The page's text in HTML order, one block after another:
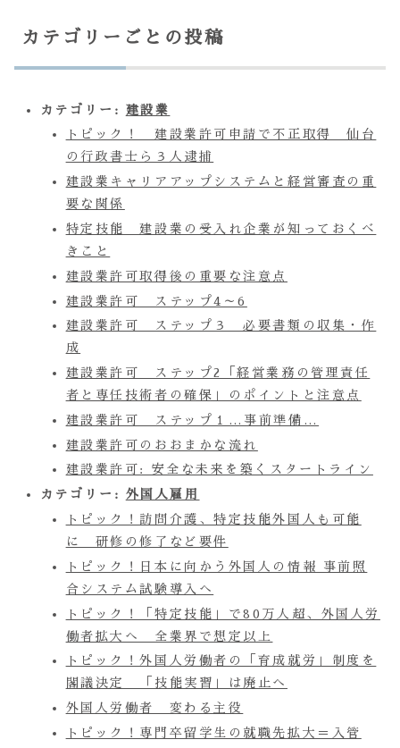
カテゴリーごとの投稿
カテゴリー: 建設業
トピック！ 建設業許可申請で不正取得 仙台
の行政書士ら３人逮捕
建設業キャリアアップシステムと経営審査の重
要な関係
特定技能 建設業の受入れ企業が知っておくべ
きこと
建設業許可取得後の重要な注意点
建設業許可 ステップ4～6
建設業許可 ステップ３ 必要書類の収集・作
成
建設業許可 ステップ2「経営業務の管理責任
者と専任技術者の確保」のポイントと注意点
建設業許可 ステップ１…事前準備…
建設業許可のおおまかな流れ
建設業許可: 安全な未来を築くスタートライン
カテゴリー: 外国人雇用
トピック！訪問介護、特定技能外国人も可能
に 研修の修了など要件
トピック！日本に向かう外国人の情報 事前照
合システム試験導入へ
トピック！「特定技能」で80万人超、外国人労
働者拡大へ 全業界で想定以上
トピック！外国人労働者の「育成就労」制度を
閣議決定 「技能実習」は廃止へ
外国人労働者 変わる主役
トピック！専門卒留学生の就職先拡大＝入管